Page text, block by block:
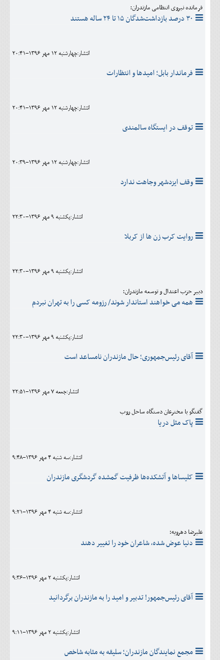
فرمانده نیروی انتظامی مازندران:
۳۰ درصد بازداشت‌شدگان ۱۵ تا ۲۴ ساله هستند
انتشار:چهارشنبه 12 مهر 1396-20:41
فرماندار بابل؛ امیدها و انتظارات
انتشار:چهارشنبه 12 مهر 1396-20:41
توقف در ایستگاه سالمندی
انتشار:چهارشنبه 12 مهر 1396-20:39
وقف ایزدشهر وجاهت ندارد
انتشار:يکشنبه 9 مهر 1396-22:30
روایت کرب زن ها از کربلا
انتشار:يکشنبه 9 مهر 1396-22:30
دبیر حزب اعتدال و توسعه مازندران:
همه می خواهند استاندار شوند/ رزومه کسی را به تهران نبردم
انتشار:يکشنبه 9 مهر 1396-22:30
آقای رئیس‌جمهوری؛ حال مازندران نامساعد است
انتشار:جمعه 7 مهر 1396-22:51
گفتگو با مخترعان دستگاه ساحل روب
پاک مثل دریا
انتشار:سه شنبه 4 مهر 1396-9:48
کلیساها و آتشکده‌ها ظرفیت گمشده گردشگری مازندران
انتشار:سه شنبه 4 مهر 1396-9:21
علیرضا دهرویه:
دنیا عوض شده، شاعران خود را تغییر دهند
انتشار:يکشنبه 2 مهر 1396-9:36
آقای رئیس‌جمهور! تدبیر و امید را به مازندران برگردانید
انتشار:يکشنبه 2 مهر 1396-9:11
مجمع نمایندگان مازندران؛ سلیقه به مثابه شاخص